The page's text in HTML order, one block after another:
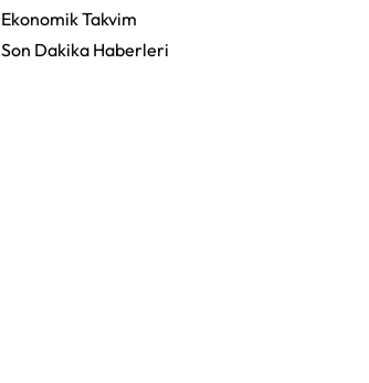
Ekonomik Takvim
Son Dakika Haberleri